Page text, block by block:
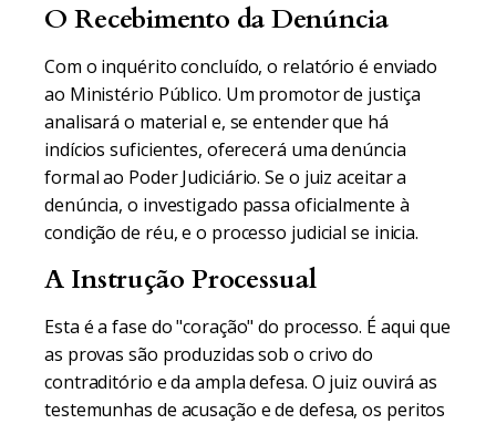
O Recebimento da Denúncia
Com o inquérito concluído, o relatório é enviado
ao Ministério Público. Um promotor de justiça
analisará o material e, se entender que há
indícios suficientes, oferecerá uma denúncia
formal ao Poder Judiciário. Se o juiz aceitar a
denúncia, o investigado passa oficialmente à
condição de réu, e o processo judicial se inicia.
A Instrução Processual
Esta é a fase do "coração" do processo. É aqui que
as provas são produzidas sob o crivo do
contraditório e da ampla defesa. O juiz ouvirá as
testemunhas de acusação e de defesa, os peritos